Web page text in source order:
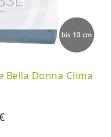
Bella Donna Clima